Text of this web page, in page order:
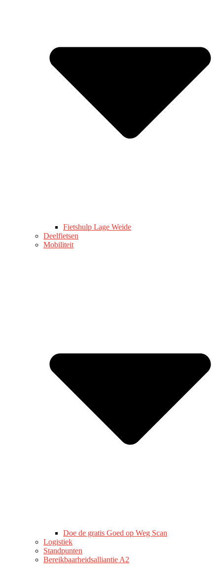
Fietshulp Lage Weide
Deelfietsen
Mobiliteit
Doe de gratis Goed op Weg Scan
Logistiek
Standpunten
Bereikbaarheidsalliantie A2